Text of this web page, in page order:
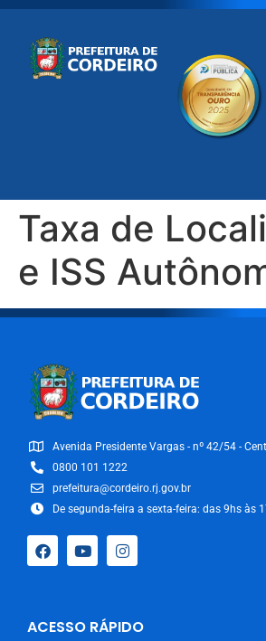
Taxa de
e ISS
Avenida Presidente Vargas - nº 42/54 -
0800 101 1222
prefeitura@cordeiro.rj.gov.br
De segunda-feira a sexta-feira: das 9hs às
ACESSO RÁPIDO